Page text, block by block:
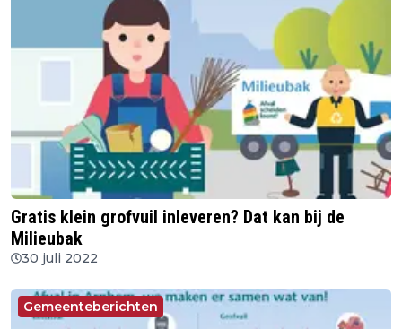
Gratis klein grofvuil inleveren? Dat kan bij de
Milieubak
30 juli 2022
Gemeenteberichten